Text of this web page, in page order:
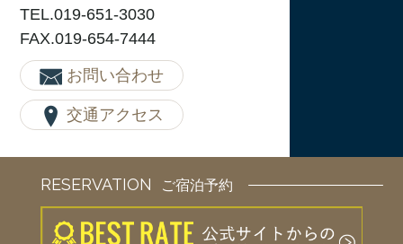
TEL.019-651-3030
FAX.019-654-7444
お問い合わせ
交通アクセス
RESERVATION ご宿泊予約